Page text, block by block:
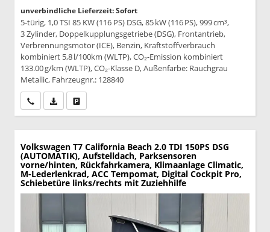
unverbindliche Lieferzeit: Sofort
5-türig, 1,0 TSI 85 KW (116 PS) DSG, 85 kW (116 PS), 999 cm³,
3 Zylinder, Doppelkupplungsgetriebe (DSG), Frontantrieb,
Verbrennungsmotor (ICE), Benzin, Kraftstoffverbrauch
kombiniert 5,8 l/100km (WLTP), CO₂-Emission kombiniert
133.00 g/km (WLTP), CO₂-Klasse D, Außenfarbe: Rauchgrau
Metallic, Fahrzeugnr.: 128840
Wir rufen Sie anPDF-Datei, Fahrzeugexposé drucken
Volkswagen T7 California Beach 2.0 TDI 150PS DSG
(AUTOMATIK), Aufstelldach, Parksensoren
vorne/hinten, Rückfahrkamera, Klimaanlage Climatic,
M-Lederlenkrad, ACC Tempomat, Digital Cockpit Pro,
Schiebetüre links/rechts mit Zuziehhilfe